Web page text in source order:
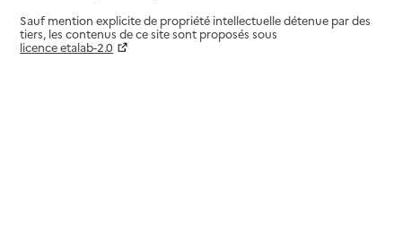
Sauf mention explicite de propriété intellectuelle détenue par des
tiers, les contenus de ce site sont proposés sous
licence etalab-2.0